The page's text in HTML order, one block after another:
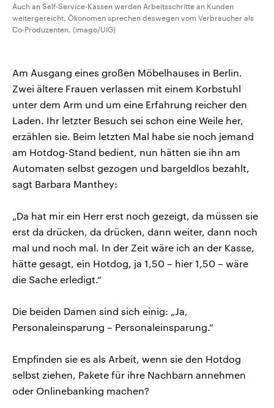
Auch an Self-Service-Kassen werden Arbeitsschritte an Kunden
weitergereicht. Ökonomen sprechen deswegen vom Verbraucher als
Co-Produzenten. (imago/UIG)
Am Ausgang eines großen Möbelhauses in Berlin.
Zwei ältere Frauen verlassen mit einem Korbstuhl
unter dem Arm und um eine Erfahrung reicher den
Laden. Ihr letzter Besuch sei schon eine Weile her,
erzählen sie. Beim letzten Mal habe sie noch jemand
am Hotdog-Stand bedient, nun hätten sie ihn am
Automaten selbst gezogen und bargeldlos bezahlt,
sagt Barbara Manthey:
„Da hat mir ein Herr erst noch gezeigt, da müssen sie
erst da drücken, da drücken, dann weiter, dann noch
mal und noch mal. In der Zeit wäre ich an der Kasse,
hätte gesagt, ein Hotdog, ja 1,50 – hier 1,50 – wäre
die Sache erledigt.“
Die beiden Damen sind sich einig: „Ja,
Personaleinsparung – Personaleinsparung.“
Empfinden sie es als Arbeit, wenn sie den Hotdog
selbst ziehen, Pakete für ihre Nachbarn annehmen
oder Onlinebanking machen?